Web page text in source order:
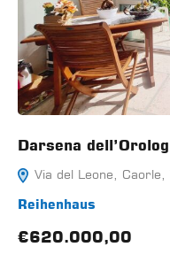
Darsena
Via del Leone,
Reihenhaus
€620.000,00